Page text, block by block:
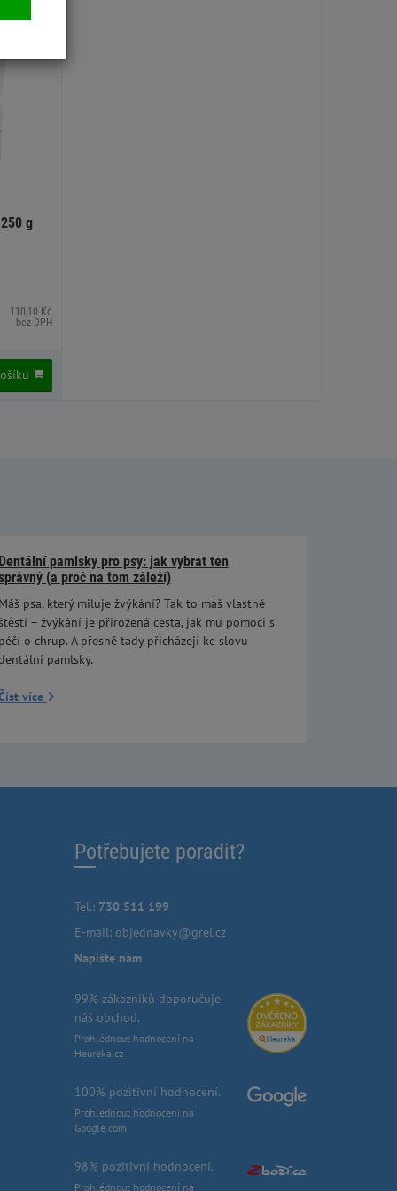
g
110,10 Kč
bez DPH
Dentální pamlsky pro psy: jak vybrat ten
(a proč na tom záleží)
Máš psa, který miluje žvýkání? Tak to máš vlastně
– žvýkání je přirozená cesta, jak mu pomoci s
péčí o chrup. A přesně tady přicházejí ke slovu
pamlsky.
více
Potřebujete poradit?
Tel.: 730 511 199
E-mail: objednavky@grel.cz
Napište nám
99% zákazníků doporučuje
náš obchod.
Prohlédnout hodnocení na
Heureka.cz
100% pozitivní hodnocení.
Prohlédnout hodnocení na
Google.com
98% pozitivní hodnocení.
Prohlédnout hodnocení na